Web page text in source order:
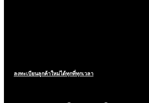
ลงทะเบียนลูกค้าใหม่ได้ทุกที่ทุกเวลา